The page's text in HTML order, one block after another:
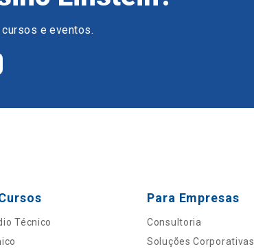
e eventos.
Técnico
Para Empresas
Consultoria
Soluções Corporativas